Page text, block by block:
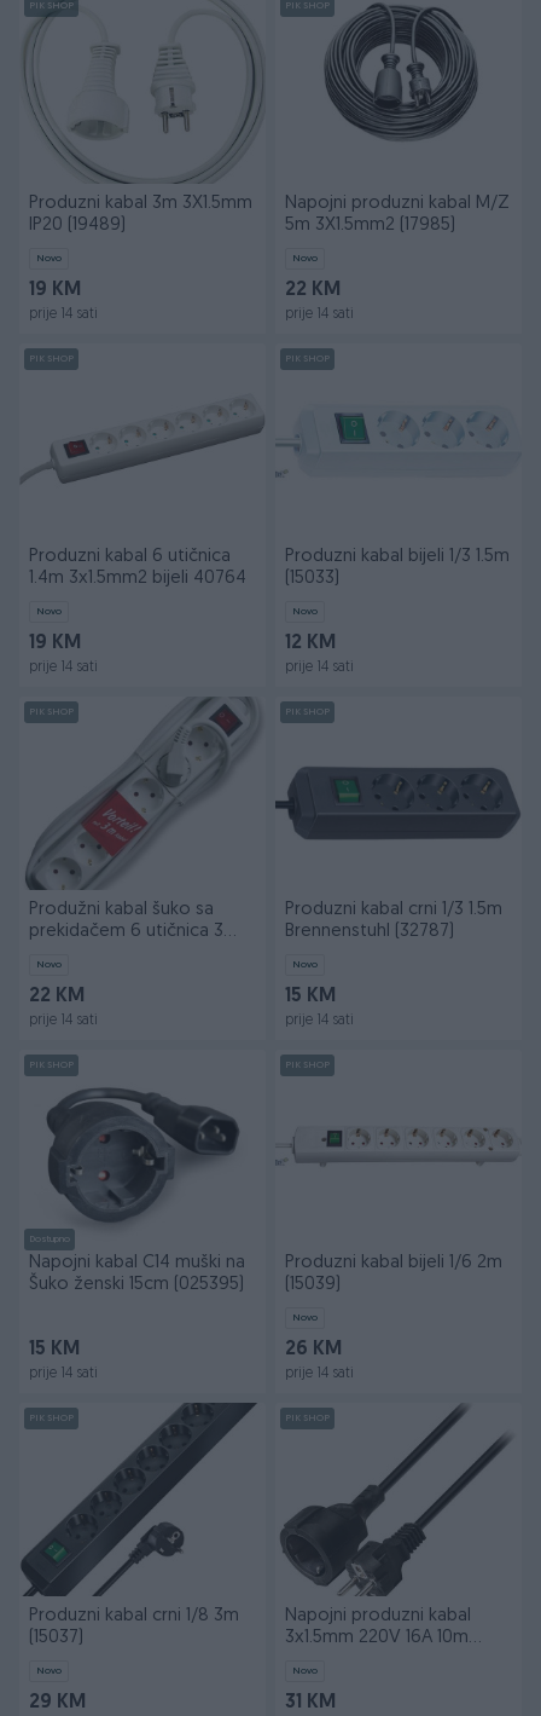
PIK SHOP
Produzni kabal 3m 3X1.5mm
IP20 (19489)
Novo
19 KM
prije 14 sati
PIK SHOP
Napojni produzni kabal M/Z
5m 3X1.5mm2 (17985)
Novo
22 KM
prije 14 sati
PIK SHOP
Produzni kabal 6 utičnica
1.4m 3x1.5mm2 bijeli 40764
Novo
19 KM
prije 14 sati
PIK SHOP
Produzni kabal bijeli 1/3 1.5m
(15033)
Novo
12 KM
prije 14 sati
PIK SHOP
Produžni kabal šuko sa
prekidačem 6 utičnica 3
Novo
22 KM
prije 14 sati
PIK SHOP
Produzni kabal crni 1/3 1.5m
Brennenstuhl (32787)
Novo
15 KM
prije 14 sati
PIK SHOP
Dostupno
Napojni kabal C14 muški na
Šuko ženski 15cm (025395)
15 KM
prije 14 sati
PIK SHOP
Produzni kabal bijeli 1/6 2m
(15039)
Novo
26 KM
prije 14 sati
PIK SHOP
Produzni kabal crni 1/8 3m
(15037)
Novo
29 KM
PIK SHOP
Napojni produzni kabal
3x1.5mm 220V 16A 10m
Novo
31 KM